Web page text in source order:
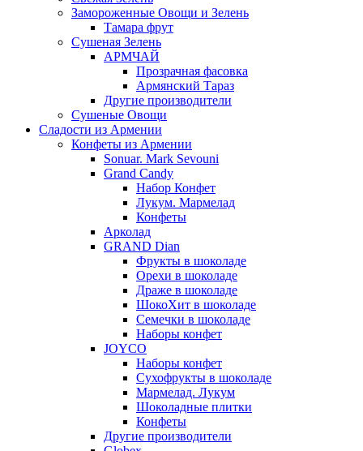
Замороженные Овощи и Зелень
Тамара фрут
Сушеная Зелень
АРМЧАЙ
Прозрачная фасовка
Армянский Тараз
Другие производители
Сушеные Овощи
Сладости из Армении
Конфеты из Армении
Sonuar. Mark Sevouni
Grand Candy
Набор Конфет
Лукум. Мармелад
Конфеты
Арколад
GRAND Dian
Фрукты в шоколаде
Орехи в шоколаде
Драже в шоколаде
ШокоХит в шоколаде
Семечки в шоколаде
Наборы конфет
JOYCO
Наборы конфет
Сухофрукты в шоколаде
Мармелад. Лукум
Шоколадные плитки
Конфеты
Другие производители